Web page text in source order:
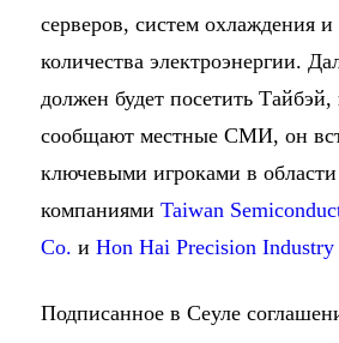
серверов, систем охлаждения и
количества электроэнергии.
должен будет посетить Тайбэй,
сообщают местные СМИ, он
ключевыми игроками в
компаниями Taiwan
Co. и Hon Hai Precision Industry
Подписанное в Сеуле